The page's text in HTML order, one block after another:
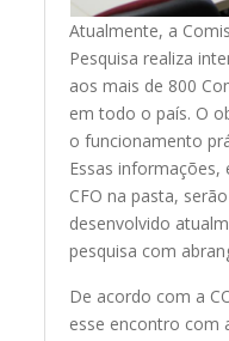
Atualmente, a
Pesquisa realiza
aos mais de 800
em todo o país. O
o funcionamento
Essas informações,
CFO na pasta,
desenvolvido
pesquisa com
De acordo com a
esse encontro com